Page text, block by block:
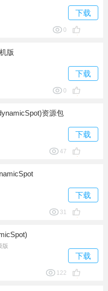
下载
0
版
下载
0
资源包
下载
47
下载
31
版
下载
122